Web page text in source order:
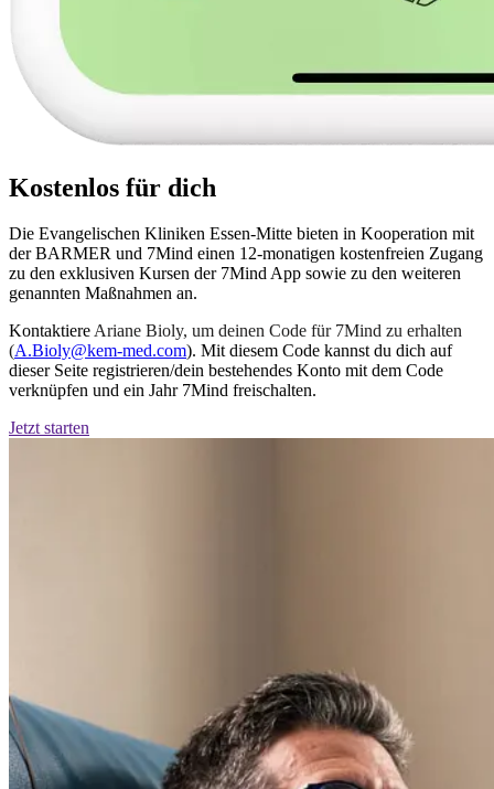
Kostenlos für dich
Die Evangelischen Kliniken Essen-Mitte bieten in Kooperation mit
der BARMER und 7Mind einen 12-monatigen kostenfreien Zugang
zu den exklusiven Kursen der 7Mind App sowie zu den weiteren
genannten Maßnahmen an.
KontaktiereAriane Bioly, um deinen Code für 7Mind zu erhalten
(A.Bioly@kem-med.com). Mit diesem Code kannst du dich auf
dieser Seite registrieren/dein bestehendes Konto mit dem Code
verknüpfen und ein Jahr 7Mind freischalten.
Jetzt starten